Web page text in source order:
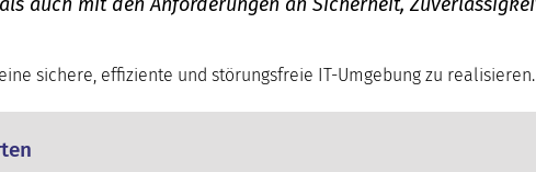
sichere, effiziente und störungsfreie IT-Umgebung zu realisieren.